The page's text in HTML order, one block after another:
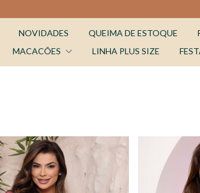
NOVIDADES QUEIMA DE ESTOQUE
MACACÕES LINHA PLUS SIZE